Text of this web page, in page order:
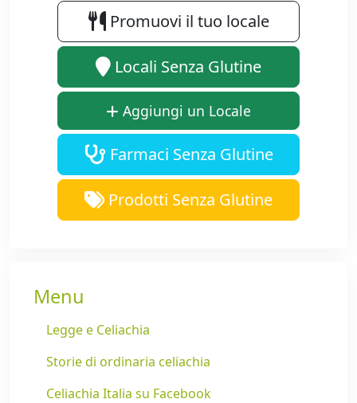
Promuovi il tuo locale
Locali Senza Glutine
Aggiungi un Locale
Farmaci Senza Glutine
Prodotti Senza Glutine
Menu
Legge e Celiachia
Storie di ordinaria celiachia
Celiachia Italia su Facebook